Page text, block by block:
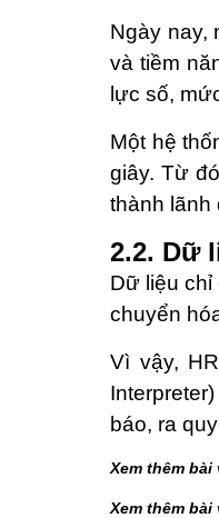
Ngày nay,
và tiềm
lực số,
Một hệ
giây. Từ
thành lãnh
2.2. Dữ
Dữ liệu chỉ
chuyển
Vì vậy,
báo, ra
Xem thêm
Xem thêm